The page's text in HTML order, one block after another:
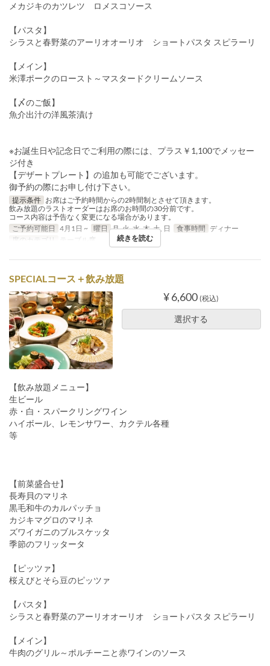
メカジキのカツレツ ロメスコソース
【パスタ】
シラスと春野菜のアーリオオーリオ ショートパスタ スピラーリ
【メイン】
米澤ポークのロースト～マスタードクリームソース
【〆のご飯】
魚介出汁の洋風茶漬け
※お誕生日や記念日でご利用の際には、プラス￥1,100でメッセー
ジ付き
【デザートプレート】の追加も可能でございます。
御予約の際にお申し付け下さい。
提示条件 お席はご予約時間からの2時間制とさせて頂きます。
飲み放題のラストオーダーはお席のお時間の30分前です。
コース内容は予告なく変更になる場合があります。
ご予約可能日 4月1日 ~ 曜日 月, 火, 水, 木, 土, 日 食事時間 ディナー
席のカテゴリ
テーブル席 続きを読む
SPECIALコース＋飲み放題
¥ 6,600 (税込)
選択する
【飲み放題メニュー】
生ビール
赤・白・スパークリングワイン
ハイボール、レモンサワー、カクテル各種
等
【前菜盛合せ】
長寿貝のマリネ
黒毛和牛のカルパッチョ
カジキマグロのマリネ
ズワイガニのブルスケッタ
季節のフリッタータ
【ピッツァ】
桜えびとそら豆のピッツァ
【パスタ】
シラスと春野菜のアーリオオーリオ ショートパスタ スピラーリ
【メイン】
牛肉のグリル～ポルチーニと赤ワインのソース